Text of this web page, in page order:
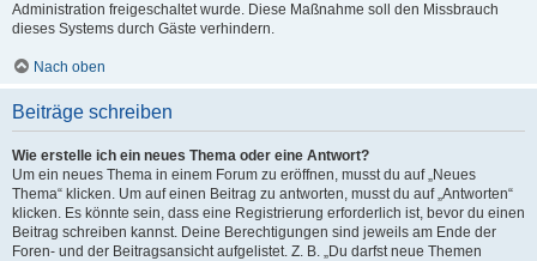
Administration freigeschaltet wurde. Diese Maßnahme soll den Missbrauch
dieses Systems durch Gäste verhindern.
Nach oben
Beiträge schreiben
Wie erstelle ich ein neues Thema oder eine Antwort?
Um ein neues Thema in einem Forum zu eröffnen, musst du auf „Neues
Thema“ klicken. Um auf einen Beitrag zu antworten, musst du auf „Antworten“
klicken. Es könnte sein, dass eine Registrierung erforderlich ist, bevor du einen
Beitrag schreiben kannst. Deine Berechtigungen sind jeweils am Ende der
Foren- und der Beitragsansicht aufgelistet. Z. B. „Du darfst neue Themen